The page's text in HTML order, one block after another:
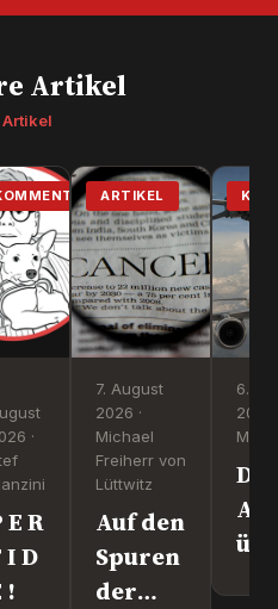
Artikel
·
E R
I D
!
ARTIKEL
7. August
2026 ·
Michael
Freiherr von
Lüttwitz
Auf den
Spuren
der
6.
2026